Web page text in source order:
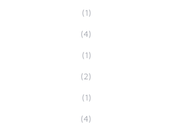
(1)
(4)
(1)
(2)
(1)
(4)